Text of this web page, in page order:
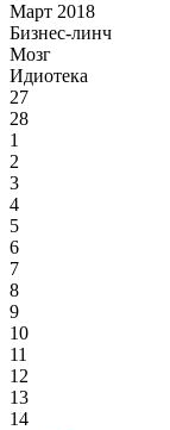
Март 2018
Бизнес-линч
Мозг
Идиотека
27
28
1
2
3
4
5
6
7
8
9
10
11
12
13
14